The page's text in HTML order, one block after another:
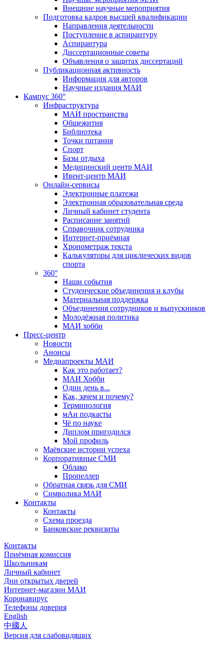
Внешние научные мероприятия
Подготовка кадров высшей квалификации
Направления деятельности
Поступление в аспирантуру
Аспирантура
Диссертационные советы
Объявления о защитах диссертаций
Публикационная активность
Информация для авторов
Научные издания МАИ
Кампус 360°
Инфраструктура
МАИ пространства
Общежития
Библиотека
Точки питания
Спорт
Базы отдыха
Медицинский центр МАИ
Ивент-центр МАИ
Онлайн-сервисы
Электронные платежи
Электронная образовательная среда
Личный кабинет студента
Расписание занятий
Справочник сотрудника
Интернет-приёмная
Хронометраж текста
Калькуляторы для циклических видов
спорта
360°
Наши события
Студенческие объединения и клубы
Материальная поддержка
Объединения сотрудников и выпускников
Молодёжная политика
МАИ хобби
Пресс-центр
Новости
Анонсы
Медиапроекты МАИ
Как это работает?
МАИ Хобби
Один день в...
Как, зачем и почему?
Терминология
мАи подкасты
Чё по науке
Диплом пригодился
Мой профиль
Маёвские истории успеха
Корпоративные СМИ
Облако
Пропеллер
Обратная связь для СМИ
Символика МАИ
Контакты
Контакты
Схема проезда
Банковские реквизиты
Контакты
Приёмная комиссия
Школьникам
Личный кабинет
Дни открытых дверей
Интернет-магазин МАИ
Коронавирус
Телефоны доверия
English
中國人
Версия для слабовидящих